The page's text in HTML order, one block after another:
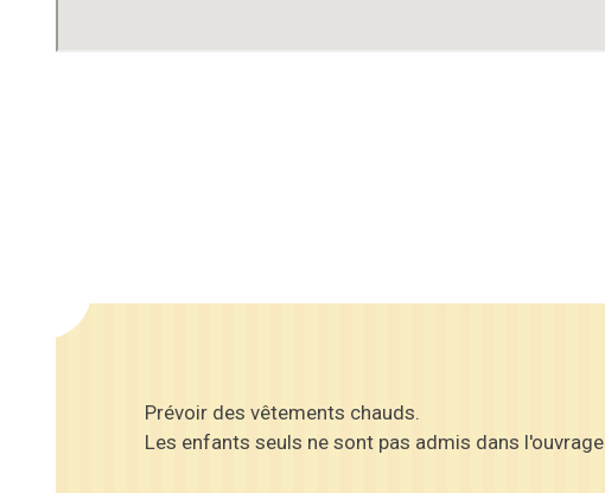
Prévoir des vêtements chauds.
Les enfants seuls ne sont pas admis dans l'ouvrage